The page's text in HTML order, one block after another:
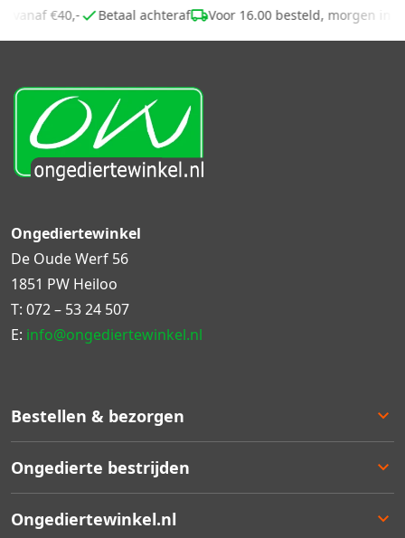
vanaf €40,- Betaal achteraf Voor 16.00 besteld, morgen in
Bestellen & bezorgen
Bestellen
Bezorgen
Ongedierte bestrijden
Ongedierte keuzelulp
Ongediertewinkel.nl
Ongediertewinkel
De Oude Werf 56
1851 PW Heiloo
T: 072 – 53 24 507
E: info@ongediertewinkel.nl